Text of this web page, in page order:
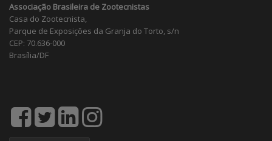
Associação Brasileira de Zootecnistas
Casa do Zootecnista,
Parque de Exposições da Granja do Torto, s/n
CEP: 70.636-000
Brasília/DF